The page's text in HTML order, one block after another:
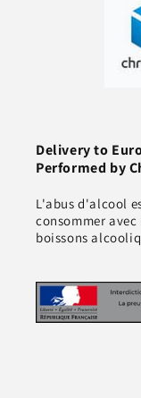
Delivery to
Performed by
L'abus d'alcool
consommer
boissons